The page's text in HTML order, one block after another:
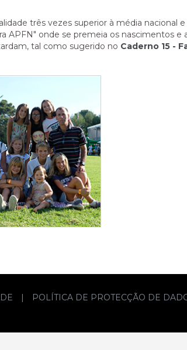
três vezes superior à média nacional
APFN" onde se premeia os nascimentos e
tal como sugerido no Caderno 15 -
| POLÍTICA DE PROTECÇÃO DE